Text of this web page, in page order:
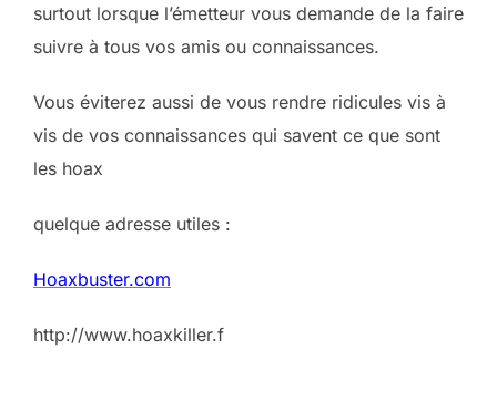
surtout lorsque l’émetteur vous demande de la faire
suivre à tous vos amis ou connaissances.
Vous éviterez aussi de vous rendre ridicules vis à
vis de vos connaissances qui savent ce que sont
les hoax
quelque adresse utiles :
Hoaxbuster.com
http://www.hoaxkiller.f